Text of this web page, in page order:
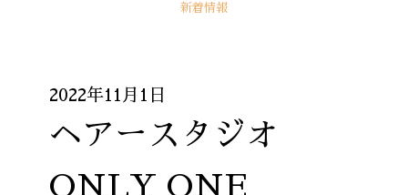
新着情報
2022年11月1日
ヘアースタジオ
ONLY ONE